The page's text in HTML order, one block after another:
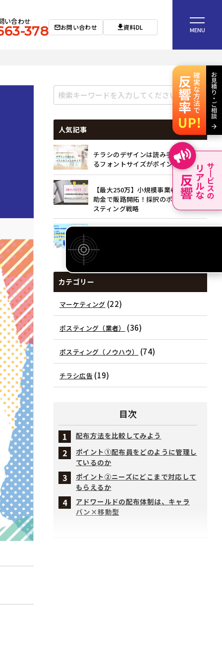
い合わせ
378 お問い合わせ 資料DL MENU
人気記事
チラシのデザインは読み手目線で考え
るフォントサイズがポイント
【最大250万】小規模事業者持続化補
助金で販路開拓！採択のポイントとポ
スティング戦略
されるシニアマーケティングとポス
ティングの可能性
カテゴリー
マーケティング (22)
ポスティング（業者） (36)
ポスティング（ノウハウ） (74)
チラシ広告 (19)
目次
配布方法を比較してみよう
ポイント①配布員をどのように管理し
ているのか
ポイント②ニーズにどこまで対応して
もらえるか
アドワールドの配布体制は、キャラ
バン×移動型